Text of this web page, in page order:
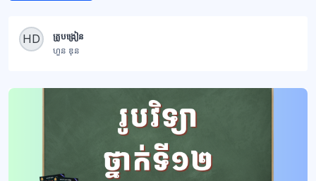
ប្លុក HD
គ្រូបង្រៀន
ហួន ឌុន